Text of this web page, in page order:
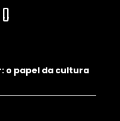
o papel da cultura